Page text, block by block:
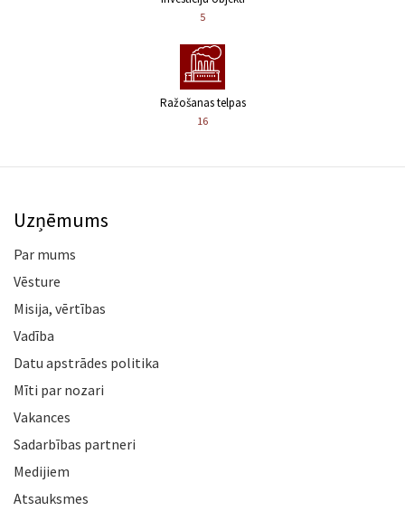
5
Ražošanas telpas
16
Uzņēmums
Par mums
Vēsture
Misija, vērtības
Vadība
Datu apstrādes politika
Mīti par nozari
Vakances
Sadarbības partneri
Medijiem
Atsauksmes